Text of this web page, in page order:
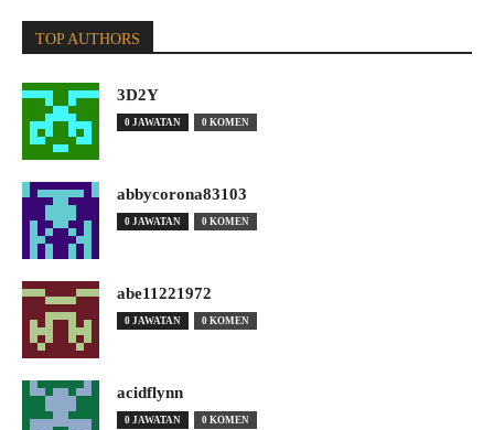
TOP AUTHORS
3D2Y
0 JAWATAN 0 KOMEN
abbycorona83103
0 JAWATAN 0 KOMEN
abe11221972
0 JAWATAN 0 KOMEN
acidflynn
0 JAWATAN 0 KOMEN